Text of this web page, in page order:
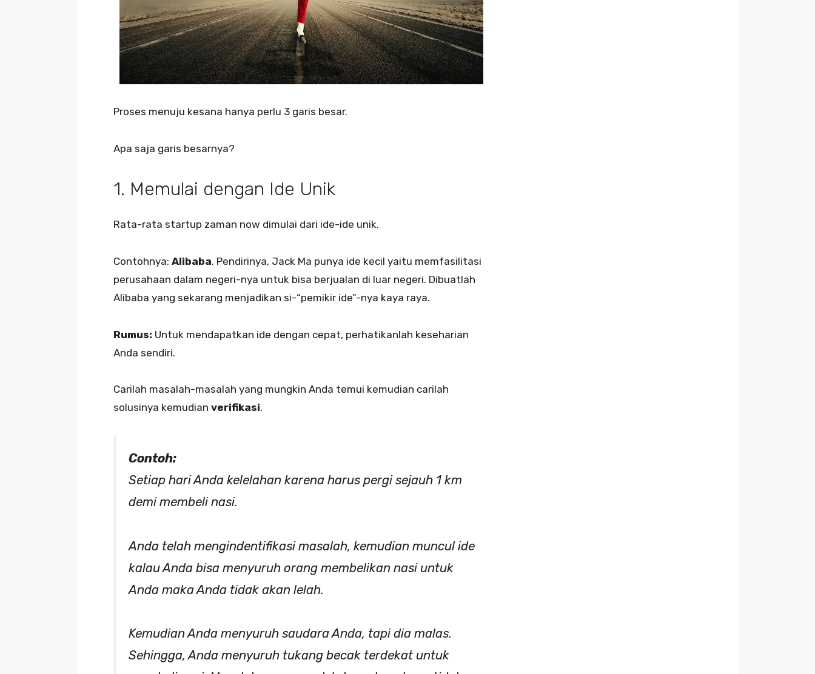
Proses menuju kesana hanya perlu 3 garis besar.
Apa saja garis besarnya?
1. Memulai dengan Ide Unik
Rata-rata startup zaman now dimulai dari ide-ide unik.
Contohnya: Alibaba. Pendirinya, Jack Ma punya ide kecil yaitu memfasilitasi
perusahaan dalam negeri-nya untuk bisa berjualan di luar negeri. Dibuatlah
Alibaba yang sekarang menjadikan si-“pemikir ide”-nya kaya raya.
Rumus: Untuk mendapatkan ide dengan cepat, perhatikanlah keseharian
Anda sendiri.
Carilah masalah-masalah yang mungkin Anda temui kemudian carilah
solusinya kemudian verifikasi.
Contoh:
Setiap hari Anda kelelahan karena harus pergi sejauh 1 km
demi membeli nasi.
Anda telah mengindentifikasi masalah, kemudian muncul ide
kalau Anda bisa menyuruh orang membelikan nasi untuk
Anda maka Anda tidak akan lelah.
Kemudian Anda menyuruh saudara Anda, tapi dia malas.
Sehingga, Anda menyuruh tukang becak terdekat untuk